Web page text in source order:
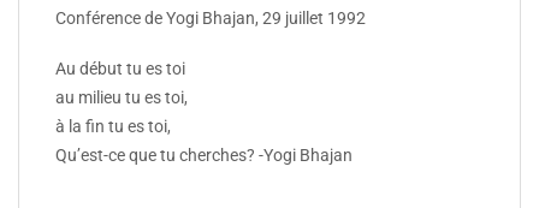
Conférence de Yogi Bhajan, 29 juillet 1992
Au début tu es toi
au milieu tu es toi,
à la fin tu es toi,
Qu’est-ce que tu cherches? -Yogi Bhajan